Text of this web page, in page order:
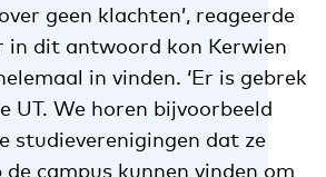
geen klachten’, reageerde
in dit antwoord kon Kerwien
in vinden. ‘Er is gebrek
UT. We horen bijvoorbeeld
studieverenigingen dat ze
campus kunnen vinden om